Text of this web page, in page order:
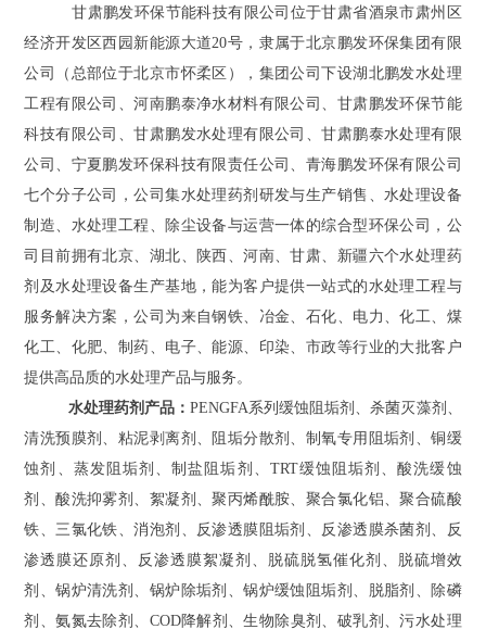
甘肃鹏发环保节能科技有限公司位于甘肃省酒泉市肃州区
经济开发区西园新能源大道20号，隶属于北京鹏发环保集团有限
公司（总部位于北京市怀柔区），集团公司下设湖北鹏发水处理
工程有限公司、河南鹏泰净水材料有限公司、甘肃鹏发环保节能
科技有限公司、甘肃鹏发水处理有限公司、甘肃鹏泰水处理有限
公司、宁夏鹏发环保科技有限责任公司、青海鹏发环保有限公司
七个分子公司，公司集水处理药剂研发与生产销售、水处理设备
制造、水处理工程、除尘设备与运营一体的综合型环保公司，公
司目前拥有北京、湖北、陕西、河南、甘肃、新疆六个水处理药
剂及水处理设备生产基地，能为客户提供一站式的水处理工程与
服务解决方案，公司为来自钢铁、冶金、石化、电力、化工、煤
化工、化肥、制药、电子、能源、印染、市政等行业的大批客户
提供高品质的水处理产品与服务。
水处理药剂产品：PENGFA系列缓蚀阻垢剂、杀菌灭藻剂、
清洗预膜剂、粘泥剥离剂、阻垢分散剂、制氧专用阻垢剂、铜缓
蚀剂、蒸发阻垢剂、制盐阻垢剂、TRT缓蚀阻垢剂、酸洗缓蚀
剂、酸洗抑雾剂、絮凝剂、聚丙烯酰胺、聚合氯化铝、聚合硫酸
铁、三氯化铁、消泡剂、反渗透膜阻垢剂、反渗透膜杀菌剂、反
渗透膜还原剂、反渗透膜絮凝剂、脱硫脱氢催化剂、脱硫增效
剂、锅炉清洗剂、锅炉除垢剂、锅炉缓蚀阻垢剂、脱脂剂、除磷
剂、氨氮去除剂、COD降解剂、生物除臭剂、破乳剂、污水处理